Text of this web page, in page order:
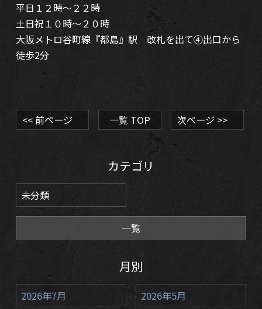
平日１２時～２２時
土日祝１０時～２０時
大阪メトロ谷町線『都島』駅 改札を出て④出口から
徒歩2分
<< 前ページ 一覧 TOP 次ページ >>
カテゴリ
未分類
一覧
月別
2026年7月 2026年5月